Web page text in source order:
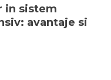
in sistem
avantaje si